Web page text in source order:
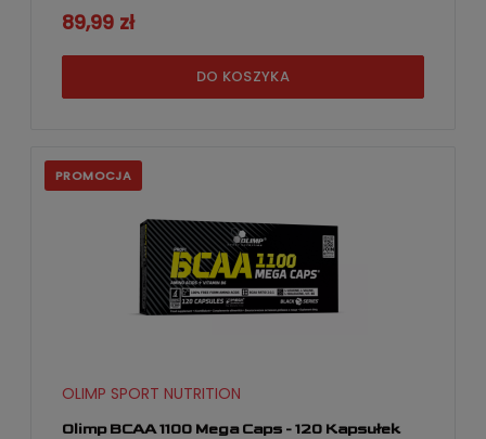
89,99 zł
DO KOSZYKA
Olimp BCAA 1100 Mega Caps - 120 Kapsułek
OLIMP SPORT NUTRITION
PROMOCJA